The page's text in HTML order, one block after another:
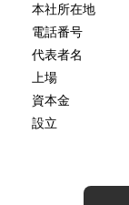
本社所在地
電話番号
代表者名
上場
資本金
設立